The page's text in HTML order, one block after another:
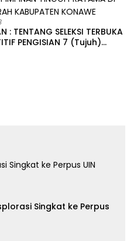
: TENTANG SELEKSI TERBUKA
PENGISIAN 7 (Tujuh)
Singkat ke Perpus